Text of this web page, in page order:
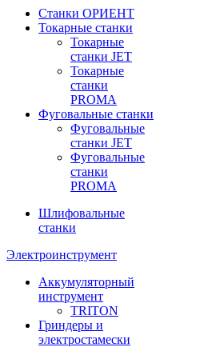
Станки ОРИЕНТ
Токарные станки
Toкарные
станки JET
Токарные
станки
PROMA
Фуговальные станки
Фуговальные
станки JET
Фуговальные
станки
PROMA
Шлифовальные
станки
Электроинструмент
Аккумуляторный
инструмент
TRITON
Гриндеры и
электростамески